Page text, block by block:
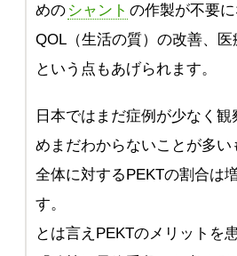
めの シャント の作製が不要に
QOL（生活の質）の改善、
という点もあげられます。
日本ではまだ症例が少なく
めまだわからないことが多い
全体に対するPEKTの割合は
す。
とは言えPEKTのメリットを